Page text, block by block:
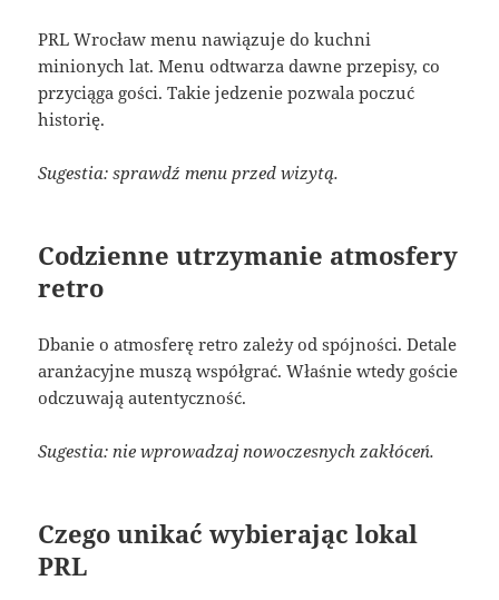
PRL Wrocław menu nawiązuje do kuchni
minionych lat. Menu odtwarza dawne przepisy, co
przyciąga gości. Takie jedzenie pozwala poczuć
historię.
Sugestia: sprawdź menu przed wizytą.
Codzienne utrzymanie atmosfery
retro
Dbanie o atmosferę retro zależy od spójności. Detale
aranżacyjne muszą współgrać. Właśnie wtedy goście
odczuwają autentyczność.
Sugestia: nie wprowadzaj nowoczesnych zakłóceń.
Czego unikać wybierając lokal
PRL